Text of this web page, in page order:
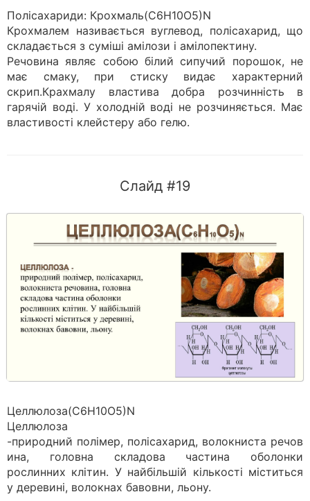
Полісахариди: Крохмаль(С6Н10О5)N
Крохмалем називається вуглевод, полісахарид, що
складається з суміші амілози і амілопектину.
Речовина являє собою білий сипучий порошок, не
має смаку, при стиску видає характерний
скрип.Крахмалу властива добра розчинність в
гарячій воді. У холодній воді не розчиняється. Має
властивості клейстеру або гелю.
Слайд #19
Целлюлоза(С6Н10О5)N
Целлюлоза
-природний полімер, полісахарид, волокниста речов
ина, головна складова частина оболонки
рослинних клітин. У найбільшій кількості міститься
у деревині, волокнах бавовни, льону.